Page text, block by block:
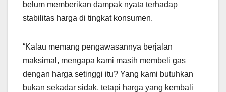
belum memberikan dampak nyata terhadap
stabilitas harga di tingkat konsumen.
“Kalau memang pengawasannya berjalan
maksimal, mengapa kami masih membeli gas
dengan harga setinggi itu? Yang kami butuhkan
bukan sekadar sidak, tetapi harga yang kembali